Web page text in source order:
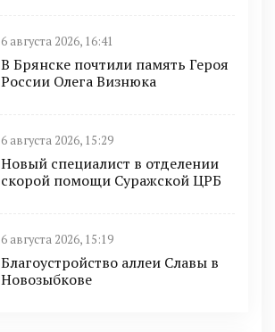
6 августа 2026, 16:41
В Брянске почтили память Героя
России Олега Визнюка
6 августа 2026, 15:29
Новый специалист в отделении
скорой помощи Суражской ЦРБ
6 августа 2026, 15:19
Благоустройство аллеи Славы в
Новозыбкове